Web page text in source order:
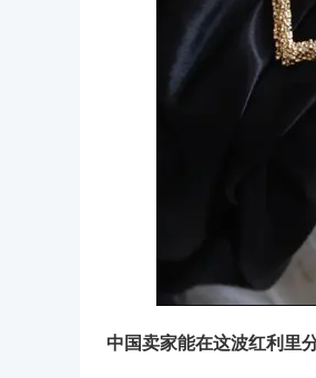
中国卖家能在这波红利里